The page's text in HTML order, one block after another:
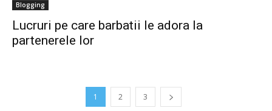
Blogging
Lucruri pe care barbatii le adora la
partenerele lor
1 2 3